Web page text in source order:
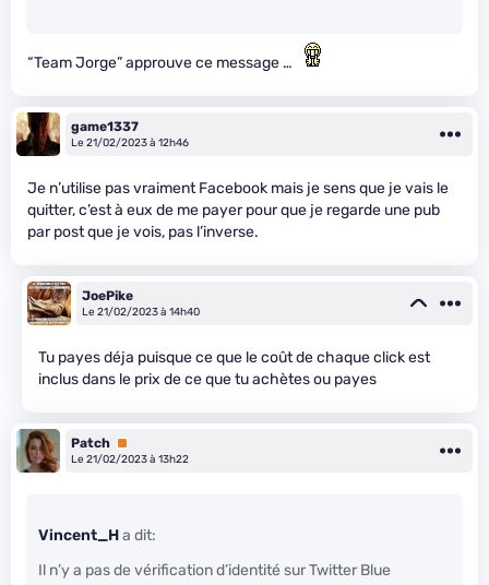
“Team Jorge” approuve ce message …
game1337
Le 21/02/2023 à 12h46
Je n’utilise pas vraiment Facebook mais je sens que je vais le
quitter, c’est à eux de me payer pour que je regarde une pub
par post que je vois, pas l’inverse.
JoePike
Le 21/02/2023 à 14h40
Tu payes déja puisque ce que le coût de chaque click est
inclus dans le prix de ce que tu achètes ou payes
Patch Premium
Le 21/02/2023 à 13h22
Vincent_Ha dit:
Il n’y a pas de vérification d’identité sur Twitter Blue